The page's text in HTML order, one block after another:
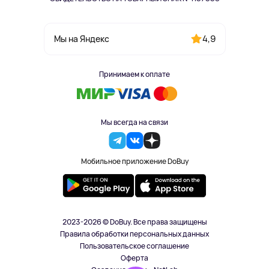
Мы на Яндекс 4,9
Принимаем к оплате
Мы всегда на связи
Мобильное приложение DoBuy
2023-2026 © DoBuy. Все права защищены
Правила обработки персональных данных
Пользовательское соглашение
Оферта